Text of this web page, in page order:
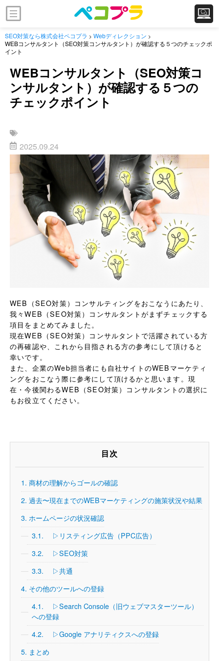
SEO対策なら株式会社ペコプラ > Webディレクション >
WEBコンサルタント（SEO対策コンサルタント）が確認する５つのチェックポ
イント
WEBコンサルタント（SEO対策コ
ンサルタント）が確認する５つの
チェックポイント
2025.09.24
WEB（SEO対策）コンサルティングをおこなうにあたり、
我々WEB（SEO対策）コンサルタントがまずチェックする
項目をまとめてみました。
現在WEB（SEO対策）コンサルタントで活躍されている方
の再確認や、これから目指される方の参考にして頂けると
幸いです。
また、企業のWeb担当者にも自社サイトのWEBマーケティ
ングをおこなう際に参考にして頂けるかと思います。現
在・今後関わるWEB（SEO対策）コンサルタントの選択に
もお役立てください。
目次
1. 商材の理解からゴールの確認
2. 過去〜現在までのWEBマーケティングの施策状況や結果
3. ホームページの状況確認
3.1. ▷リスティング広告（PPC広告）
3.2. ▷SEO対策
3.3. ▷共通
4. その他のツールへの登録
4.1. ▷Search Console（旧ウェブマスターツール）
への登録
4.2. ▷Google アナリティクスへの登録
5. まとめ